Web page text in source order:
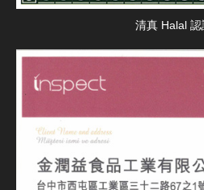
清真 Halal